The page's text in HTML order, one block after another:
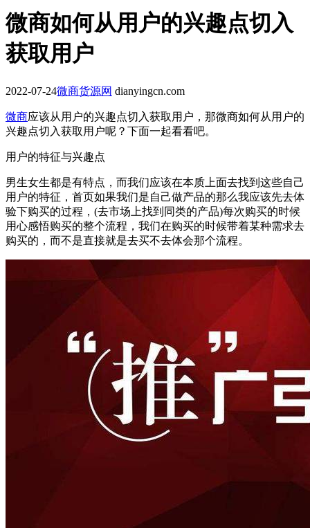
微商如何从用户的兴趣点切入
获取用户
2022-07-24微商货源网 dianyingcn.com
微商应该从用户的兴趣点切入获取用户，那微商如何从用户的
兴趣点切入获取用户呢？下面一起看看吧。
用户的特征与兴趣点
男生女生都是有特点，而我们应该在本质上面去找到这些自己
用户的特征，首页如果我们是自己做产品的那么我应该先去体
验下购买的过程，(去市场上找到同类的产品)每次购买的时候
用心感悟购买的整个流程，我们在购买的时候带着某种需求去
购买的，而不是直接就是去买不去体会那个流程。